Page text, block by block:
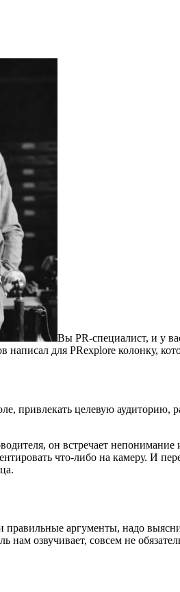
Вы PR-специалист, и у
написал для PRexplore колонку,
привлекать целевую аудиторию,
он встречает
что-либо на камеру. И
правильные аргументы, надо
озвучивает, совсем не